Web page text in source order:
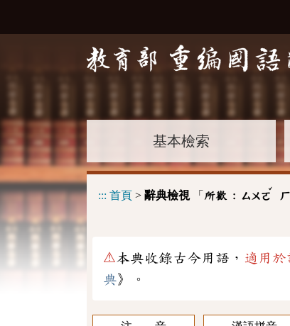
基本檢索
::: 首頁 > 辭典檢視「 所歡 : ㄙㄨㄛ
ˇ
⚠本典收錄古今用語， 適用於
典》。